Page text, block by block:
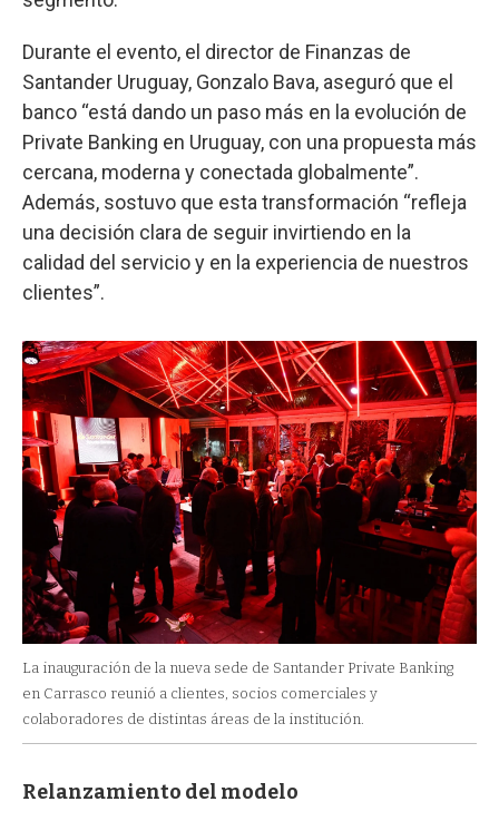
Durante el evento, el director de Finanzas de
Santander Uruguay, Gonzalo Bava, aseguró que el
banco “está dando un paso más en la evolución de
Private Banking en Uruguay, con una propuesta más
cercana, moderna y conectada globalmente”.
Además, sostuvo que esta transformación “refleja
una decisión clara de seguir invirtiendo en la
calidad del servicio y en la experiencia de nuestros
clientes”.
La inauguración de la nueva sede de Santander Private Banking
en Carrasco reunió a clientes, socios comerciales y
colaboradores de distintas áreas de la institución.
Relanzamiento del modelo